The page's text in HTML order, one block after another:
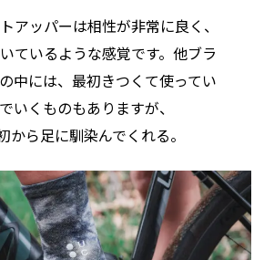
アッパーは相性が非常に良く、
ているような感覚です。他ブラ
中には、最初きつくて使ってい
いくものもありますが、
から足に馴染んでくれる。